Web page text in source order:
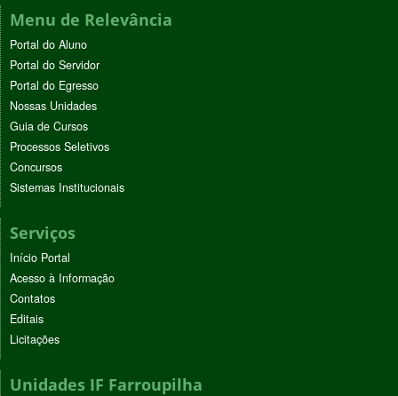
Menu de Relevância
Portal do Aluno
Portal do Servidor
Portal do Egresso
Nossas Unidades
Guia de Cursos
Processos Seletivos
Concursos
Sistemas Institucionais
Serviços
Início Portal
Acesso à Informação
Contatos
Editais
Licitações
Unidades IF Farroupilha